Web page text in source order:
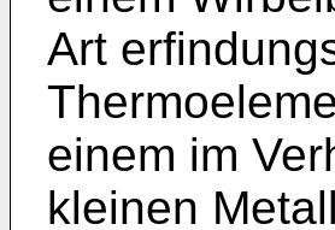
Art
einem im
kleinen